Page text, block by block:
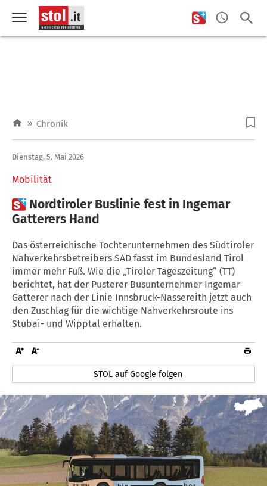
» Chronik
Mobilität
Dienstag, 5. Mai 2026
 Nordtiroler Buslinie fest in Ingemar
Gatterers Hand
Das österreichische Tochterunternehmen des Südtiroler
Nahverkehrsbetreibers SAD fasst im Bundesland Tirol
immer mehr Fuß. Wie die „Tiroler Tageszeitung“ (TT)
berichtet, hat der Pusterer Busunternehmer Ingemar
Gatterer nach der Linie Innsbruck-Nassereith jetzt auch
den Zuschlag für die wichtige Nahverkehrsroute ins
Stubai- und Wipptal erhalten.
STOL auf Google folgen